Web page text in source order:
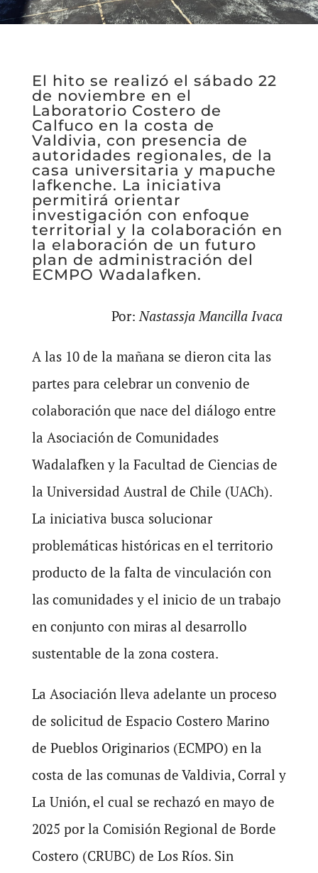
El hito se realizó el sábado 22
de noviembre en el
Laboratorio Costero de
Calfuco en la costa de
Valdivia, con presencia de
autoridades regionales, de la
casa universitaria y mapuche
lafkenche. La iniciativa
permitirá orientar
investigación con enfoque
territorial y la colaboración en
la elaboración de un futuro
plan de administración del
ECMPO Wadalafken.
Por:Nastassja Mancilla Ivaca
A las 10 de la mañana se dieron cita las
partes para celebrar un convenio de
colaboración que nace del diálogo entre
la Asociación de Comunidades
Wadalafken y la Facultad de Ciencias de
la Universidad Austral de Chile (UACh).
La iniciativa busca solucionar
problemáticas históricas en el territorio
producto de la falta de vinculación con
las comunidades y el inicio de un trabajo
en conjunto con miras al desarrollo
sustentable de la zona costera.
La Asociación lleva adelante un proceso
de solicitud de Espacio Costero Marino
de Pueblos Originarios (ECMPO) en la
costa de las comunas de Valdivia, Corral y
La Unión, el cual se rechazó en mayo de
2025 por la Comisión Regional de Borde
Costero (CRUBC) de Los Ríos. Sin